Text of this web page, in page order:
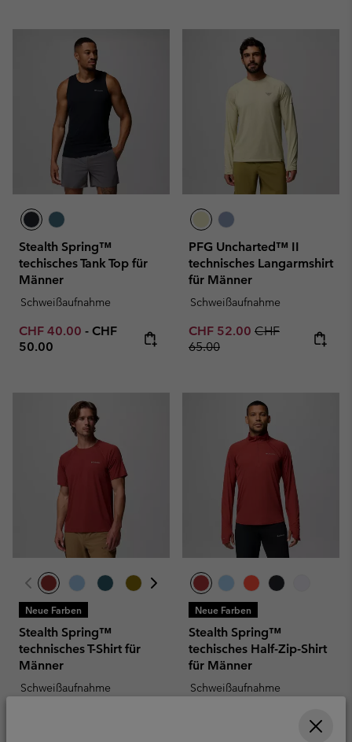
Stealth Spring™
techisches Tank Top für
Männer
Schweißaufnahme
Minimum sale price:
CHF 40.00 - Maximum price:
CHF
50.00
PFG Uncharted™ II
technisches Langarmshirt
für Männer
Schweißaufnahme
Sale price:
CHF 52.00 Regular price:
CHF
65.00
Neue Farben
Stealth Spring™
technisches T-Shirt für
Männer
Schweißaufnahme
Neue Farben
Stealth Spring™
techisches Half-Zip-Shirt
für Männer
Schweißaufnahme